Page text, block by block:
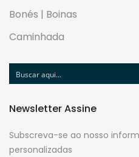
Bonés | Boinas
Caminhada
Newsletter Assine
Subscreva-se ao nosso
personalizadas